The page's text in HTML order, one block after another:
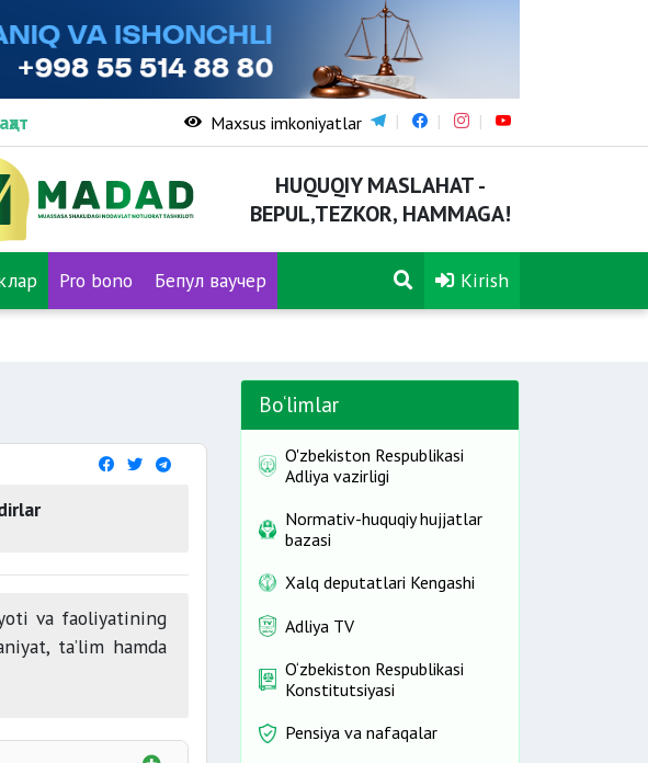
Maxsus imkoniyatlar
HUQUQIY MASLAHAT -
BEPUL,TEZKOR, HAMMAGA!
Pro bono Бепул ваучер Kirish
va faoliyatining
ta’lim hamda
Bo‘limlar
O'zbekiston Respublikasi
Adliya vazirligi
Normativ-huquqiy hujjatlar
bazasi
Xalq deputatlari Kengashi
Adliya TV
O‘zbekiston Respublikasi
Konstitutsiyasi
Pensiya va nafaqalar